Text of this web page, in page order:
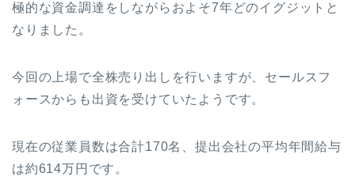
極的な資金調達をしながらおよそ7年どのイグジットと
なりました。
今回の上場で全株売り出しを行いますが、セールスフ
ォースからも出資を受けていたようです。
現在の従業員数は合計170名、提出会社の平均年間給与
は約614万円です。